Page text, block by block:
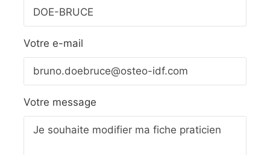
Votre e-mail
Votre message